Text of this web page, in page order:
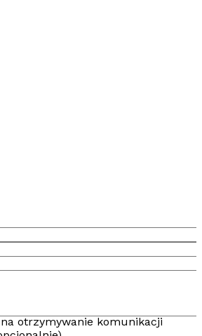
otrzymywanie komunikacji